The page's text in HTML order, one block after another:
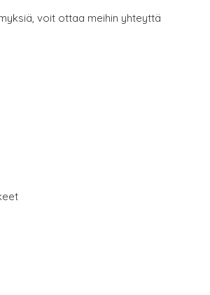
voit ottaa meihin yhteyttä